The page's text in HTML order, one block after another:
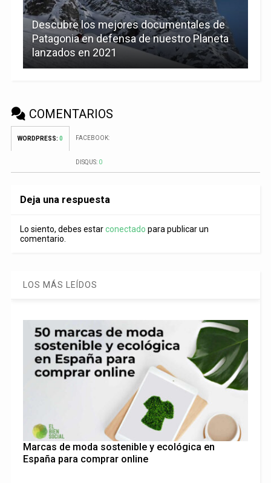
Descubre los mejores documentales de
Patagonia en defensa de nuestro Planeta
lanzados en 2021
COMENTARIOS
WORDPRESS: 0 FACEBOOK:
DISQUS: 0
Deja una respuesta
Lo siento, debes estarconectado para publicar un
comentario.
LOS MÁS LEÍDOS
Marcas de moda sostenible y ecológica en
España para comprar online